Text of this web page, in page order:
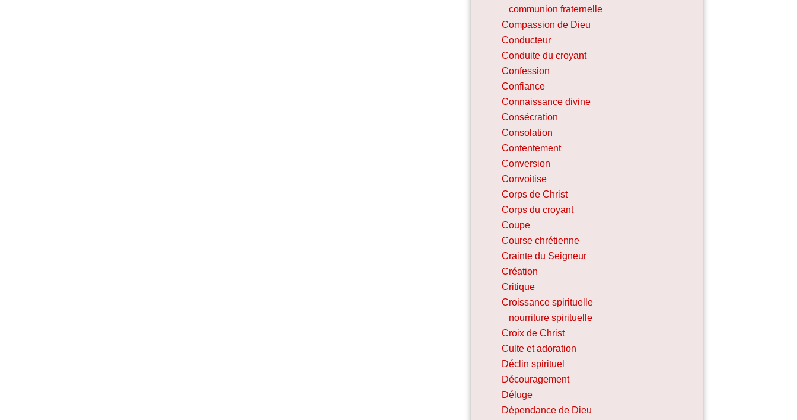
communion fraternelle
Compassion de Dieu
Conducteur
Conduite du croyant
Confession
Confiance
Connaissance divine
Consécration
Consolation
Contentement
Conversion
Convoitise
Corps de Christ
Corps du croyant
Coupe
Course chrétienne
Crainte du Seigneur
Création
Critique
Croissance spirituelle
nourriture spirituelle
Croix de Christ
Culte et adoration
Déclin spirituel
Découragement
Déluge
Dépendance de Dieu